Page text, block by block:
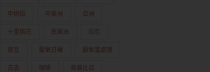
中烘焙 中美洲 亞洲
十里桃花 南美洲 印尼
原豆 厭氧日曬 厭氧蜜處理
古吉 咖啡 哥倫比亞